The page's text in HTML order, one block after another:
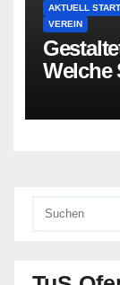
AKTUELL
VEREIN
Welche